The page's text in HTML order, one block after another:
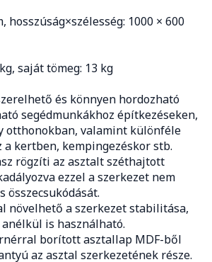
hosszúság×szélesség: 1000 × 600
saját tömeg: 13 kg
és könnyen hordozható
segédmunkákhoz építkezéseken,
otthonokban, valamint különféle
a kertben, kempingezéskor stb.
rögzíti az asztalt széthajtott
ezzel a szerkezet nem
összecsukódását.
növelhető a szerkezet stabilitása,
is használható.
borított asztallap MDF-ből
az asztal szerkezetének része.